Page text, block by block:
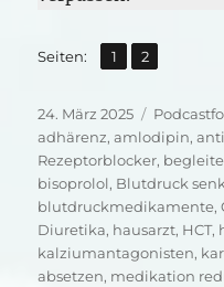
Seiten: Seite
1 ,
Seite
2
Veröffentlicht
am
24. März 2025
adhärenz,amlodipin,
Rezeptorblocker,
bisoprolol, Blutdruck
blutdruckmedikamente,
Diuretika, hausarzt, HCT,
kalziumantagonisten,
absetzen, medikation